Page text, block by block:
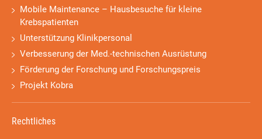
Mobile Maintenance – Hausbesuche für kleine
Krebspatienten
Unterstützung Klinikpersonal
Verbesserung der Med.-technischen Ausrüstung
Förderung der Forschung und Forschungspreis
Projekt Kobra
Rechtliches